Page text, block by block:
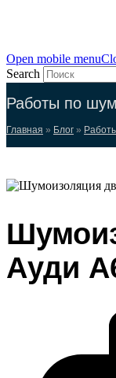
Open mobile menu
Search
Работы по
Главная » Блог »
Ауди